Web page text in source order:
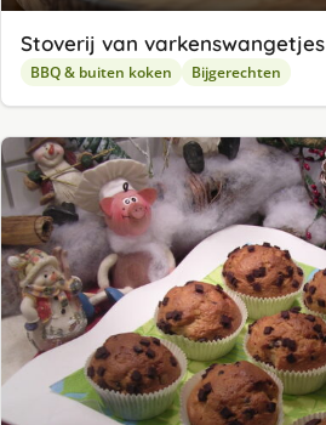
Stoverij van varkenswangetjes
BBQ & buiten koken Bijgerechten